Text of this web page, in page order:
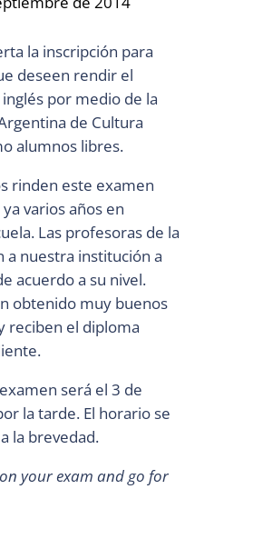
la inscripción para
deseen rendir el
por medio de la
de Cultura
alumnos libres.
rinden este examen
varios años en
Las profesoras de la
a nuestra institución a
acuerdo a su nivel.
obtenido muy buenos
reciben el diploma
será el 3 de
la tarde. El horario se
la brevedad.
your exam and go for